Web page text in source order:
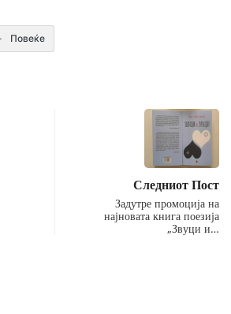
Повеќе
Следниот Пост
Задутре промоција на
најновата книга поезија
„Звуци и…